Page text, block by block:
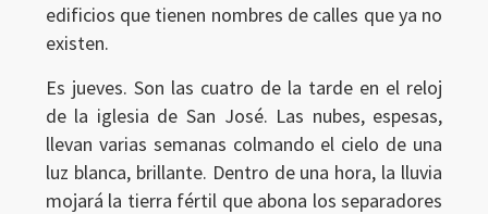
edificios que tienen nombres de calles que ya no
existen.
Es jueves. Son las cuatro de la tarde en el reloj
de la iglesia de San José. Las nubes, espesas,
llevan varias semanas colmando el cielo de una
luz blanca, brillante. Dentro de una hora, la lluvia
mojará la tierra fértil que abona los separadores